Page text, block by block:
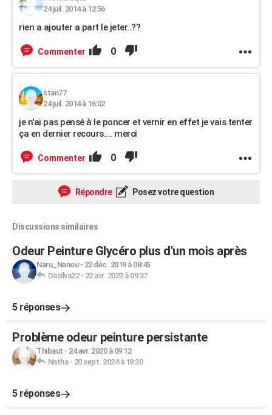
24 juil. 2014 à 12:56
rien a ajouter a part le jeter..??
Commenter 0
stan77
24 juil. 2014 à 16:02
je n'ai pas pensé à le poncer et vernir en effet je vais tenter
ça en dernier recours.... merci
Commenter 0
Répondre Posez votre question
Discussions similaires
Odeur Peinture Glycéro plus d'un mois après
Naru_Nanou- 22 déc. 2019 à 08:45
Dasilva22- 22 avr. 2022 à 09:37
5 réponses
Problème odeur peinture persistante
Thibaut - 24 avr. 2020 à 09:12
Natha- 20 sept. 2024 à 19:30
5 réponses